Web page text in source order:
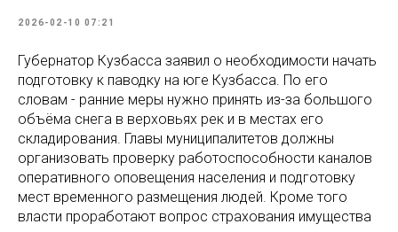
2026-02-10 07:21
Губернатор Кузбасса заявил о необходимости начать
подготовку к паводку на юге Кузбасса. По его
словам - ранние меры нужно принять из-за большого
объёма снега в верховьях рек и в местах его
складирования. Главы муниципалитетов должны
организовать проверку работоспособности каналов
оперативного оповещения населения и подготовку
мест временного размещения людей. Кроме того
власти проработают вопрос страхования имущества